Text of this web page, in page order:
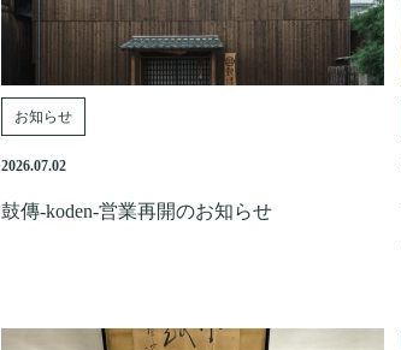
お知らせ
2026.07.02
鼓傳-koden-営業再開のお知らせ